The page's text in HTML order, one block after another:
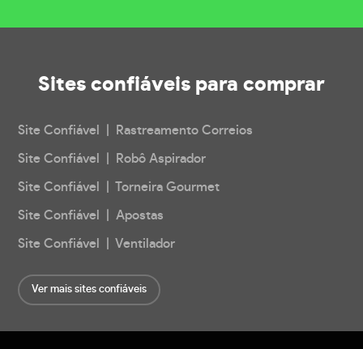
Sites confiáveis para comprar
Site Confiável | Rastreamento Correios
Site Confiável | Robô Aspirador
Site Confiável | Torneira Gourmet
Site Confiável | Apostas
Site Confiável | Ventilador
Ver mais sites confiáveis